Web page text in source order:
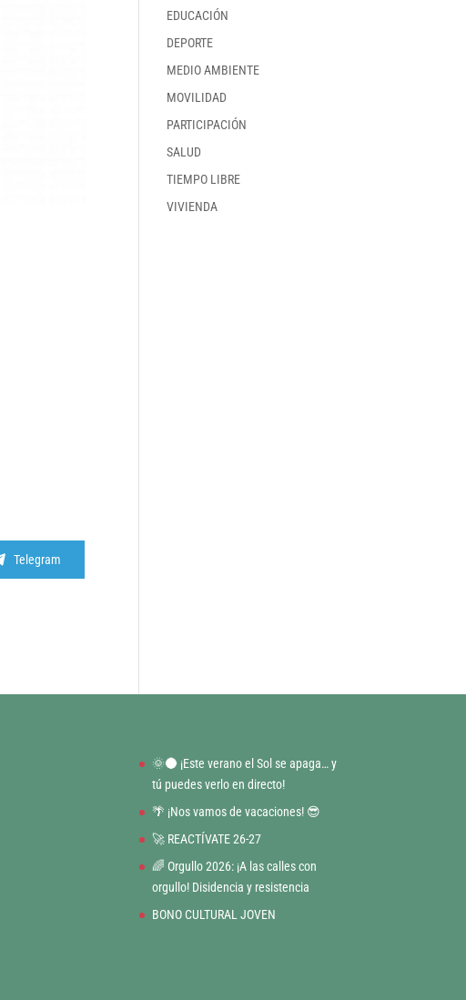
Compartir
Telegram
EDUCACIÓN
DEPORTE
MEDIO AMBIENTE
MOVILIDAD
PARTICIPACIÓN
SALUD
TIEMPO LIBRE
VIVIENDA
🌞🌑 ¡Este verano el Sol se apaga… y
tú puedes verlo en directo!
🌴 ¡Nos vamos de vacaciones! 😎
🚀 REACTÍVATE 26-27
🌈 Orgullo 2026: ¡A las calles con
orgullo! Disidencia y resistencia
BONO CULTURAL JOVEN